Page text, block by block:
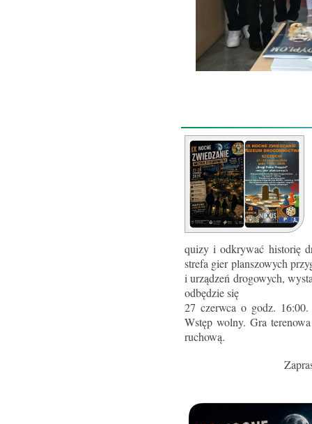
quizy i odkrywać historię
strefa gier planszowych
i urządzeń drogowych,
odbędzie się
27 czerwca o godz.
Wstęp wolny. Gra
ruchową.